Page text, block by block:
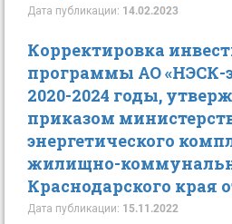
Дата публикации: 14.02.2023
Корректировка
программы АО «НЭСК-
2020-2024 годы,
приказом
энергетического
жилищно-
Краснодарского края
Дата публикации: 15.11.2022